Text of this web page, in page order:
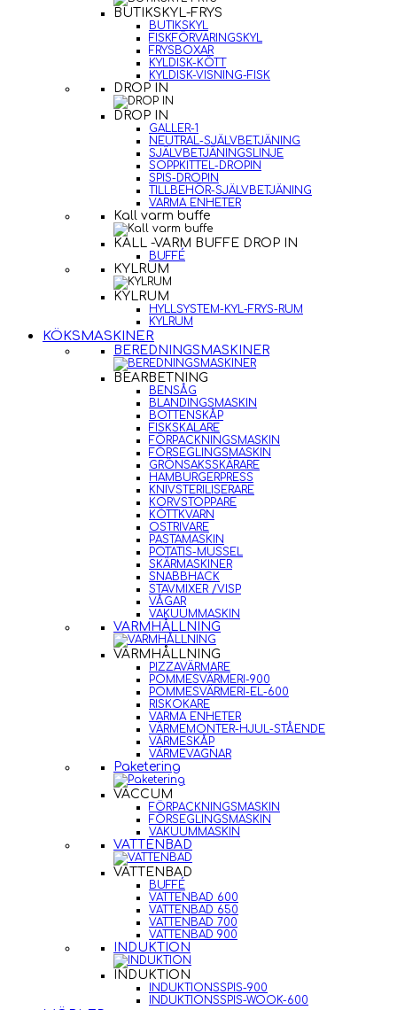
BUTIKSKYL-FRYS
BUTIKSKYL
FISKFÖRVARINGSKYL
FRYSBOXAR
KYLDISK-KÖTT
KYLDISK-VISNING-FISK
DROP IN
DROP IN
GALLER-1
NEUTRAL-SJÄLVBETJÄNING
SJÄLVBETJÄNINGSLINJE
SOPPKITTEL-DROPIN
SPIS-DROPIN
TILLBEHÖR-SJÄLVBETJÄNING
VARMA ENHETER
Kall varm buffe
KALL -VARM BUFFE DROP IN
BUFFÉ
KYLRUM
KYLRUM
HYLLSYSTEM-KYL-FRYS-RUM
KYLRUM
KÖKSMASKINER
BEREDNINGSMASKINER
BEARBETNING
BENSÅG
BLANDINGSMASKIN
BOTTENSKÅP
FISKSKALARE
FÖRPACKNINGSMASKIN
FÖRSEGLINGSMASKIN
GRÖNSAKSSKÄRARE
HAMBURGERPRESS
KNIVSTERILISERARE
KORVSTOPPARE
KÖTTKVARN
OSTRIVARE
PASTAMASKIN
POTATIS-MUSSEL
SKÄRMASKINER
SNABBHACK
STAVMIXER /VISP
VÅGAR
VAKUUMMASKIN
VARMHÅLLNING
VARMHÅLLNING
PIZZAVÄRMARE
POMMESVÄRMERI-900
POMMESVÄRMERI-EL-600
RISKOKARE
VARMA ENHETER
VÄRMEMONTER-HJUL-STÅENDE
VÄRMESKÅP
VÄRMEVAGNAR
Paketering
VACCUM
FÖRPACKNINGSMASKIN
FÖRSEGLINGSMASKIN
VAKUUMMASKIN
VATTENBAD
VATTENBAD
BUFFÉ
VATTENBAD 600
VATTENBAD 650
VATTENBAD 700
VATTENBAD 900
INDUKTION
INDUKTION
INDUKTIONSSPIS-900
INDUKTIONSSPIS-WOOK-600